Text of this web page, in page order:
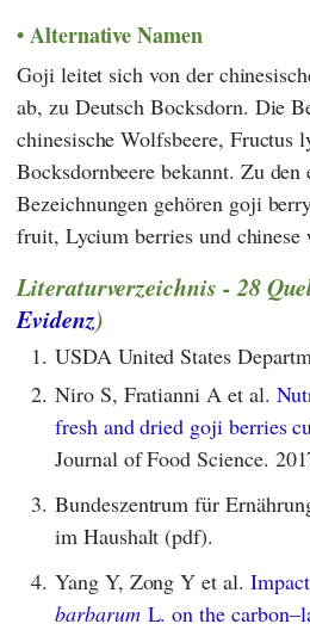
Alternative Namen
Goji leitet sich von der
ab, zu Deutsch Bocksdorn. Die
chinesische Wolfsbeere, Fructus
Bocksdornbeere bekannt. Zu den
Bezeichnungen gehören goji
fruit, Lycium berries und chinese
Literaturverzeichnis - 28
Evidenz)
1. USDA United States
2. Niro S, Fratianni A et al.
fresh and dried goji berries
Journal of Food Science.
3. Bundeszentrum für
im Haushalt (pdf).
4. Yang Y, Zong Y et al.
barbarumL. on the